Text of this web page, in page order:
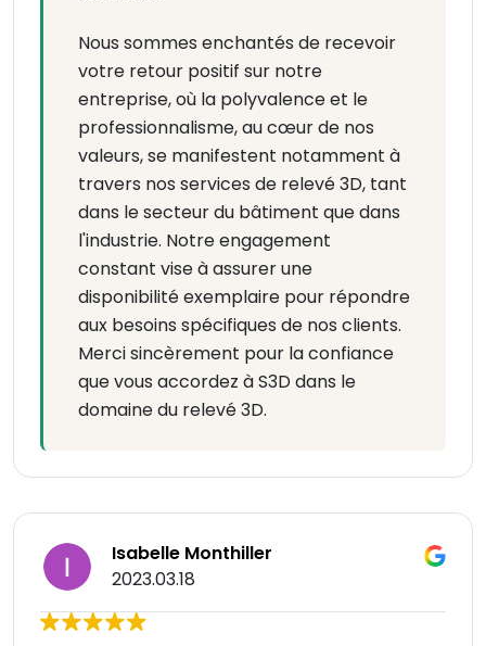
Nous sommes enchantés de recevoir
votre retour positif sur notre
entreprise, où la polyvalence et le
professionnalisme, au cœur de nos
valeurs, se manifestent notamment à
travers nos services de relevé 3D, tant
dans le secteur du bâtiment que dans
l'industrie. Notre engagement
constant vise à assurer une
disponibilité exemplaire pour répondre
aux besoins spécifiques de nos clients.
Merci sincèrement pour la confiance
que vous accordez à S3D dans le
domaine du relevé 3D.
Isabelle Monthiller
2023.03.18